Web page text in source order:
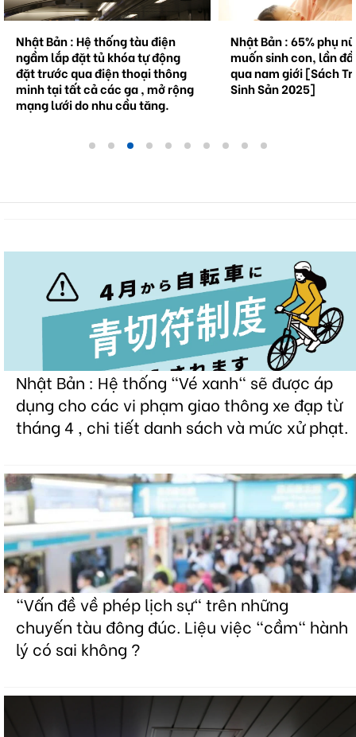
Nhật Bản : 65% phụ nữ không
muốn sinh con, lần đầu tiên vượt
qua nam giới [Sách Trắng về
Sinh Sản 2025]
Natto trở thành hiện
cầu . Bối cảnh và
tương lai.
Nhật Bản : Hệ thống "Vé xanh" sẽ được áp
dụng cho các vi phạm giao thông xe đạp từ
tháng 4 , chi tiết danh sách và mức xử phạt.
"Vấn đề về phép lịch sự" trên những
chuyến tàu đông đúc. Liệu việc "cầm" hành
lý có sai không ?